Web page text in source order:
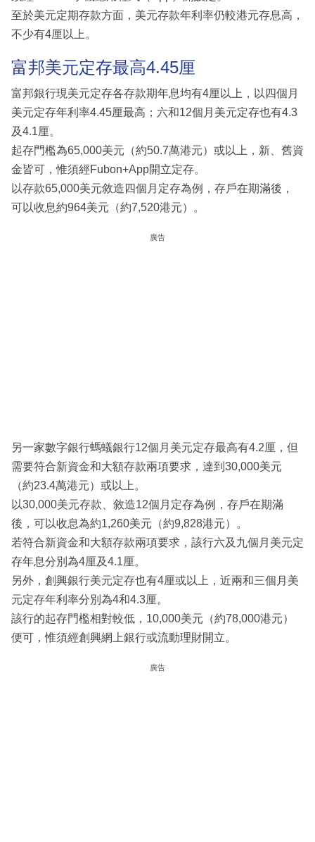
至於美元定期存款方面，美元存款年利率仍較港元存息高，
不少有4厘以上。
富邦美元定存最高4.45厘
富邦銀行現美元定存各存款期年息均有4厘以上，以四個月
美元定存年利率4.45厘最高；六和12個月美元定存也有4.3
及4.1厘。
起存門檻為65,000美元（約50.7萬港元）或以上，新、舊資
金皆可，惟須經Fubon+App開立定存。
以存款65,000美元敘造四個月定存為例，存戶在期滿後，
可以收息約964美元（約7,520港元）。
廣告
另一家數字銀行螞蟻銀行12個月美元定存最高有4.2厘，但
需要符合新資金和大額存款兩項要求，達到30,000美元
（約23.4萬港元）或以上。
以30,000美元存款、敘造12個月定存為例，存戶在期滿
後，可以收息為約1,260美元（約9,828港元）。
若符合新資金和大額存款兩項要求，該行六及九個月美元定
存年息分別為4厘及4.1厘。
另外，創興銀行美元定存也有4厘或以上，近兩和三個月美
元定存年利率分別為4和4.3厘。
該行的起存門檻相對較低，10,000美元（約78,000港元）
便可，惟須經創興網上銀行或流動理財開立。
廣告